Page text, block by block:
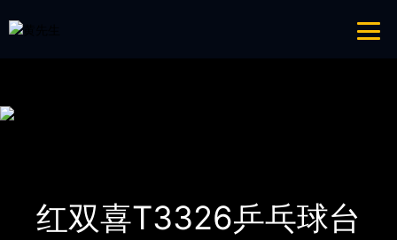
导航
网站地图
红双喜T3326乒乓球台